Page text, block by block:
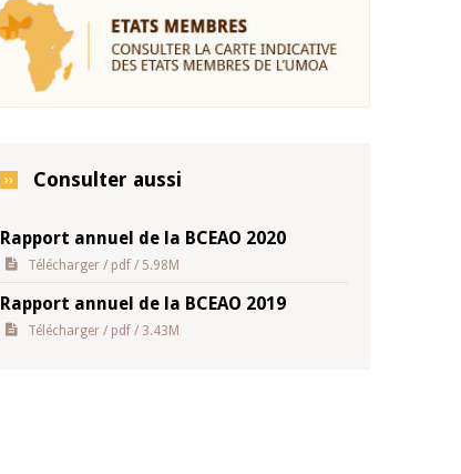
Consulter aussi
Rapport annuel de la BCEAO 2020
Télécharger / pdf / 5.98M
Rapport annuel de la BCEAO 2019
Télécharger / pdf / 3.43M